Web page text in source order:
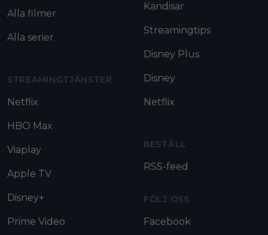
Alla filmer
Alla serier
STREAMINGTJÄNSTER
Netflix
HBO Max
Viaplay
Apple TV
Disney+
Prime Video
Kändisar
Streamingtips
Disney Plus
Disney
Netflix
BESTÄLL
RSS-feed
FÖLJ OSS
Facebook